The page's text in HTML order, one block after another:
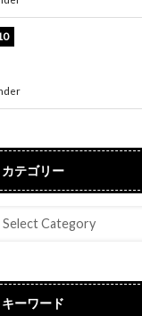
カテゴリー
キーワード